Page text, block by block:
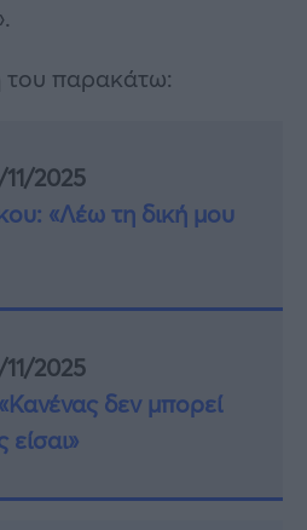
του παρακάτω:
11/2025
«Λέω τη δική μου
11/2025
δεν μπορεί
είσαι»